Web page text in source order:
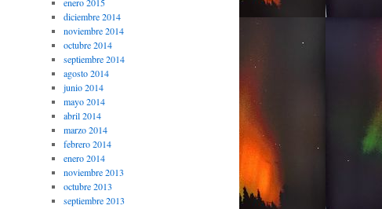
diciembre 2014
noviembre 2014
octubre 2014
septiembre 2014
agosto 2014
junio 2014
mayo 2014
abril 2014
marzo 2014
febrero 2014
enero 2014
noviembre 2013
octubre 2013
septiembre 2013